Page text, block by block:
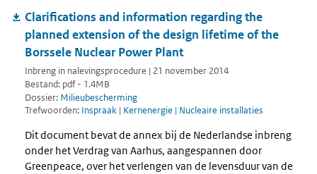
Clarifications and information regarding the
planned extension of the design lifetime of the
Borssele Nuclear Power Plant
Inbreng in nalevingsprocedure | 21 november 2014
Bestand: pdf - 1.4MB
Dossier: Milieubescherming
Trefwoorden: Inspraak | Kernenergie | Nucleaire installaties
Dit document bevat de annex bij de Nederlandse inbreng
onder het Verdrag van Aarhus, aangespannen door
Greenpeace, over het verlengen van de levensduur van de